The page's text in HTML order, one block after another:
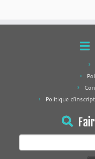
Politique